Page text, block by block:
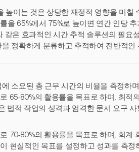
높이는 것은 상당한 재정적 영향을 미칠
을 65%에서 75%로 높이면 연간 인당
같은 효과적인 시간 추적 솔루션의 필요
정확하게 분류하고 추적하여 전반적인
소요된 총 근무 시간의 비율을 측정하
65-80%의 활용률을 목표로 하며, 최적
법적 작업의 성격과 엄격한 문서 요구
70-80%의 활용률을 목표로 하며, 회계
현실적인 목표를 설정하고 성과를 측